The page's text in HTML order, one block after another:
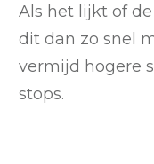
Als het lijkt of
dit dan zo snel
vermijd hogere
stops.